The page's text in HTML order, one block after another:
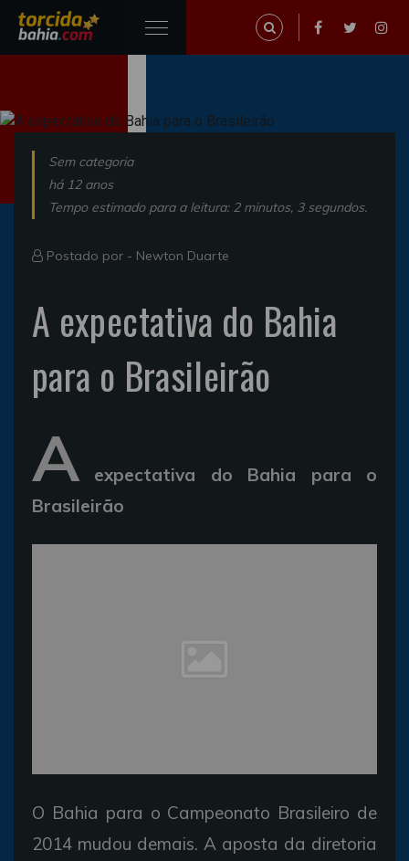
Sem categoria
há 12 anos
Tempo estimado para a leitura: 2 minutos, 3 segundos.
Postado por - Newton Duarte
A expectativa do Bahia
para o Brasileirão
A expectativa do Bahia para o
Brasileirão
O Bahia para o Campeonato Brasileiro de
2014 mudou demais. A aposta da diretoria